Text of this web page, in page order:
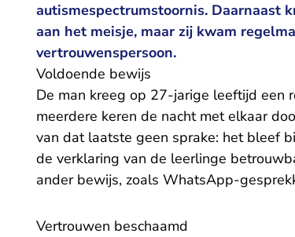
autismespectrumstoornis. Daarnaast
aan het meisje, maar zij kwam
vertrouwenspersoon.
Voldoende bewijs
De man kreeg op 27-jarige leeftijd een
meerdere keren de nacht met elkaar
van dat laatste geen sprake: het bleef
de verklaring van de leerlinge
ander bewijs, zoals WhatsApp-
Vertrouwen beschaamd